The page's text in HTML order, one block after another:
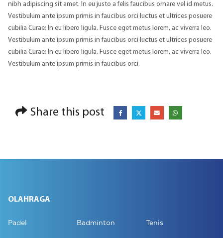
nibh adipiscing sit amet. In eu justo a felis faucibus ornare vel id metus.
Vestibulum ante ipsum primis in faucibus orci luctus et ultrices posuere
cubilia Curae; In eu libero ligula. Fusce eget metus lorem, ac viverra leo.
Vestibulum ante ipsum primis in faucibus orci luctus et ultrices posuere
cubilia Curae; In eu libero ligula. Fusce eget metus lorem, ac viverra leo.
Vestibulum ante ipsum primis in faucibus orci.
Share this post
OLAHRAGA
Padel Badminton Tenis